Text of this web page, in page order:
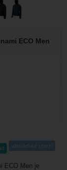
ECO Men
ultralehké zboží
ECO Men je